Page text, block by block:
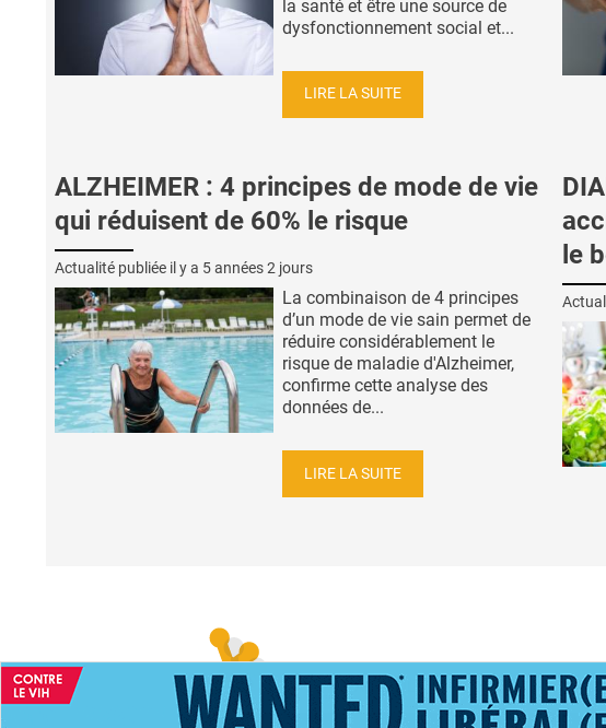
la santé et être une source de
dysfonctionnement social et...
LIRE LA SUITE
ALZHEIMER : 4 principes de mode de vie
qui réduisent de 60% le risque
Actualité publiée il y a 5 années 2 jours
La combinaison de 4 principes
d’un mode de vie sain permet de
réduire considérablement le
risque de maladie d'Alzheimer,
confirme cette analyse des
données de...
LIRE LA SUITE
le
ACCUEIL NEWSLETTER